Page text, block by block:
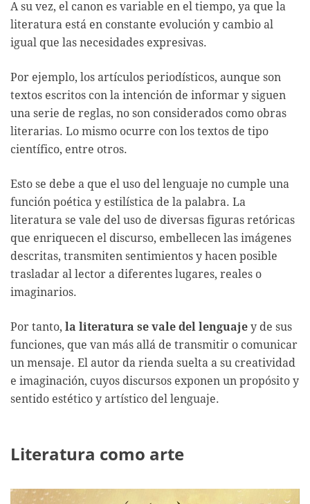
A su vez, el canon es variable en el tiempo, ya que la
literatura está en constante evolución y cambio al
igual que las necesidades expresivas.
Por ejemplo, los artículos periodísticos, aunque son
textos escritos con la intención de informar y siguen
una serie de reglas, no son considerados como obras
literarias. Lo mismo ocurre con los textos de tipo
científico, entre otros.
Esto se debe a que el uso del lenguaje no cumple una
función poética y estilística de la palabra. La
literatura se vale del uso de diversas figuras retóricas
que enriquecen el discurso, embellecen las imágenes
descritas, transmiten sentimientos y hacen posible
trasladar al lector a diferentes lugares, reales o
imaginarios.
Por tanto, la literatura se vale del lenguaje y de sus
funciones, que van más allá de transmitir o comunicar
un mensaje. El autor da rienda suelta a su creatividad
e imaginación, cuyos discursos exponen un propósito y
sentido estético y artístico del lenguaje.
Literatura como arte